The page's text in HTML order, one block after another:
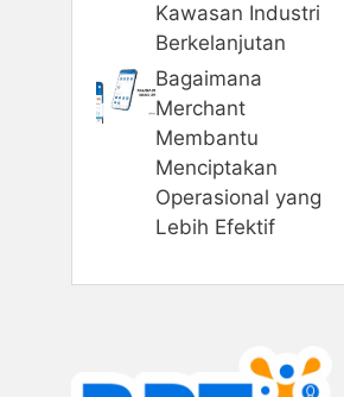
Kawasan Industri
Berkelanjutan
Bagaimana
Merchant
Membantu
Menciptakan
Operasional yang
Lebih Efektif